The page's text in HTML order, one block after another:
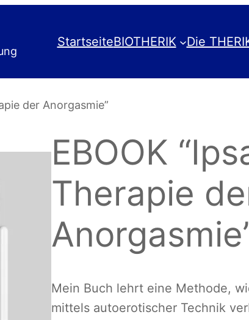
StartseiteBIOTHERIK Die
der Anorgasmie”
EBOOK
Therapie
Mein Buch lehrt eine Methode,
mittels autoerotischer Technik